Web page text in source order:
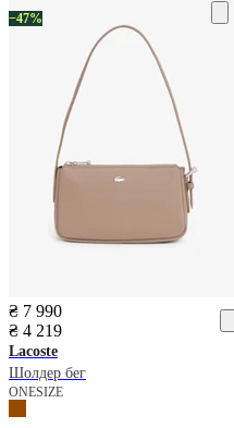
−47%
₴ 7 990
₴ 4 219
Lacoste
Шолдер бег
ONESIZE